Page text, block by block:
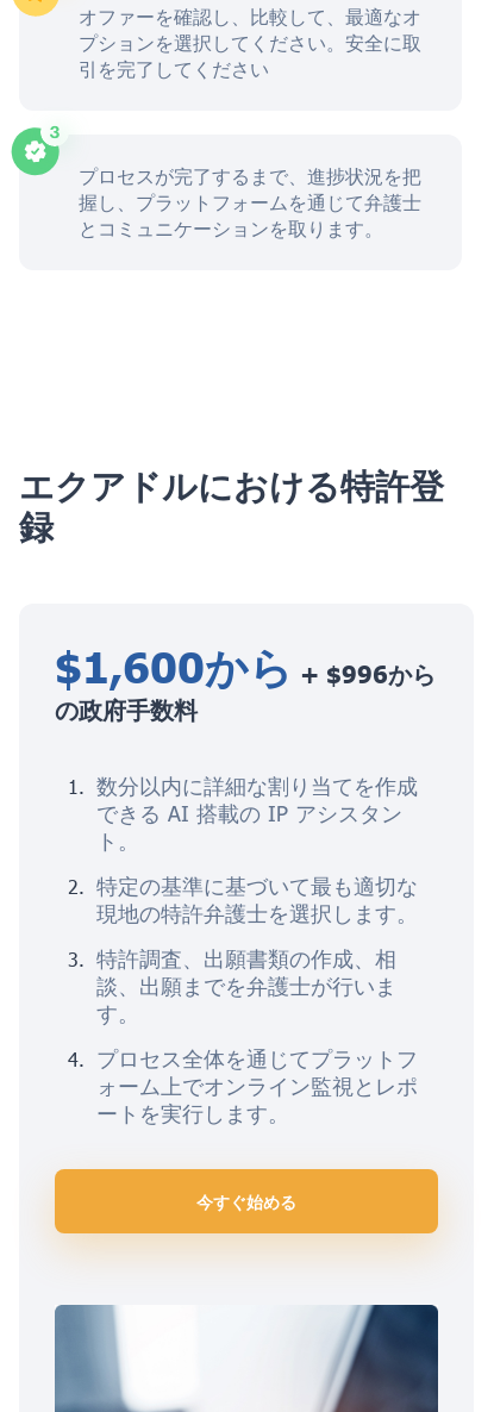
オファーを確認し、比較して、最適なオ
プションを選択してください。安全に取
引を完了してください
プロセスが完了するまで、進捗状況を把
握し、プラットフォームを通じて弁護士
とコミュニケーションを取ります。
エクアドルにおける特許登
録
$1,600から + $996から
の政府手数料
数分以内に詳細な割り当てを作成
できる AI 搭載の IP アシスタン
ト。
特定の基準に基づいて最も適切な
現地の特許弁護士を選択します。
特許調査、出願書類の作成、相
談、出願までを弁護士が行いま
す。
プロセス全体を通じてプラットフ
ォーム上でオンライン監視とレポ
ートを実行します。
今すぐ始める